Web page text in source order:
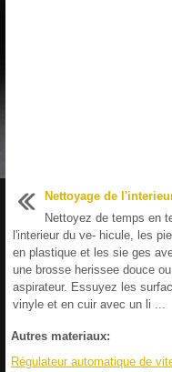
Nettoyage de
Nettoyez de temps en
l'interieur du ve- hicule, les
en plastique et les sie ges
une brosse herissee douce
aspirateur. Essuyez les
vinyle et en cuir avec un li ...
Autres materiaux:
Régulateur automatique de